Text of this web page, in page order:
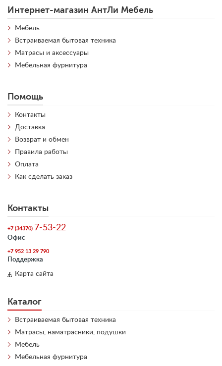
Интернет-магазин АнтЛи Мебель
Мебель
Встраиваемая бытовая техника
Матрасы и аксессуары
Мебельная фурнитура
Помощь
Контакты
Доставка
Возврат и обмен
Правила работы
Оплата
Как сделать заказ
Контакты
+7 (34370) 7-53-22
Офис
+7 952 13 29 790
Поддержка
Карта сайта
Каталог
Встраиваемая бытовая техника
Матрасы, наматрасники, подушки
Мебель
Мебельная фурнитура